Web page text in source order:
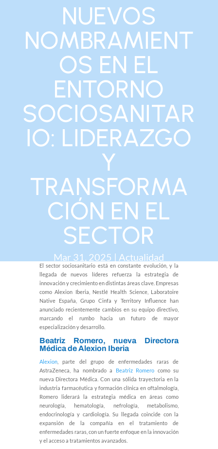
NUEVOS
NOMBRAMIENT
OS EN EL
ENTORNO
SOCIOSANITAR
IO: LIDERAZGO
Y
TRANSFORMA
CIÓN EN EL
SECTOR
Mar 31, 2025 | Actualidad
El sector sociosanitario está en constante evolución, y la
llegada de nuevos líderes refuerza la estrategia de
innovación y crecimiento en distintas áreas clave. Empresas
como Alexion Iberia, Nestlé Health Science, Laboratoire
Native España, Grupo Cinfa y Territory Influence han
anunciado recientemente cambios en su equipo directivo,
marcando el rumbo hacia un futuro de mayor
especialización y desarrollo.
Beatriz Romero, nueva Directora
Médica de Alexion Iberia
Alexion, parte del grupo de enfermedades raras de
AstraZeneca, ha nombrado a Beatriz Romero como su
nueva Directora Médica. Con una sólida trayectoria en la
industria farmacéutica y formación clínica en oftalmología,
Romero liderará la estrategia médica en áreas como
neurología, hematología, nefrología, metabolismo,
endocrinología y cardiología. Su llegada coincide con la
expansión de la compañía en el tratamiento de
enfermedades raras, con un fuerte enfoque en la innovación
y el acceso a tratamientos avanzados.